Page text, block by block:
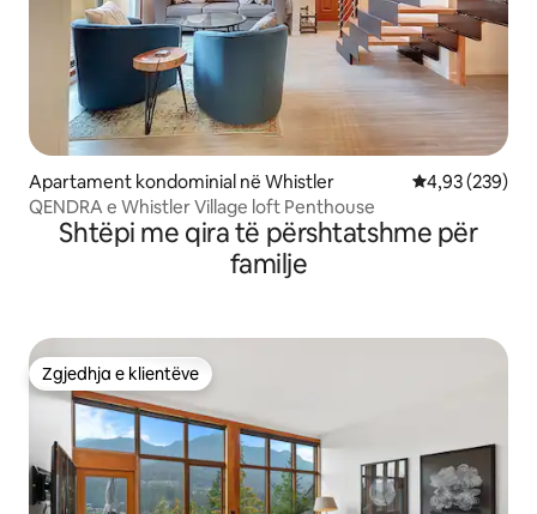
Apartament kondominial në Whistler Vlerësimi
4,93 (239)
QENDRA e Whistler Village loft Penthouse
Shtëpi me qira të përshtatshme për
familje
Zgjedhja e klientëve
Zgjedhja e klientëve